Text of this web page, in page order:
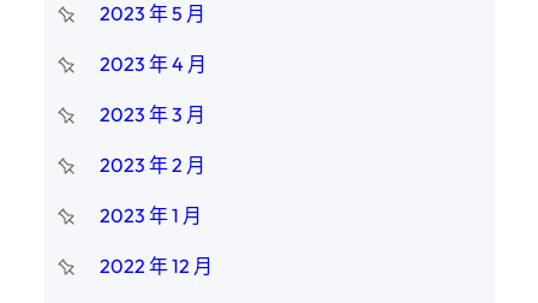
2023 年 5 月
2023 年 4 月
2023 年 3 月
2023 年 2 月
2023 年 1 月
2022 年 12 月